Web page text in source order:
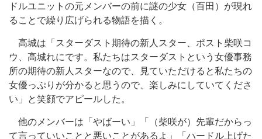
ドルユニットの元メンバーの前に謎の少女（百田）が現れ
ることで繰り広げられる物語を描く。
高城は「スターダスト期待の新人スター、ポスト柴咲コ
ウ、高城れにです。私たちはスターダストという女優事務
所の期待の新人スターなので、見ていただけると私たちの
女優っぷりが分かると思うので、楽しみにしていてくださ
い」と笑顔でアピールした。
他のメンバーは「やばーい」「（柴咲が）先輩だからっ
て言っていいことと悪いことがあるよ」「ハードル上げた